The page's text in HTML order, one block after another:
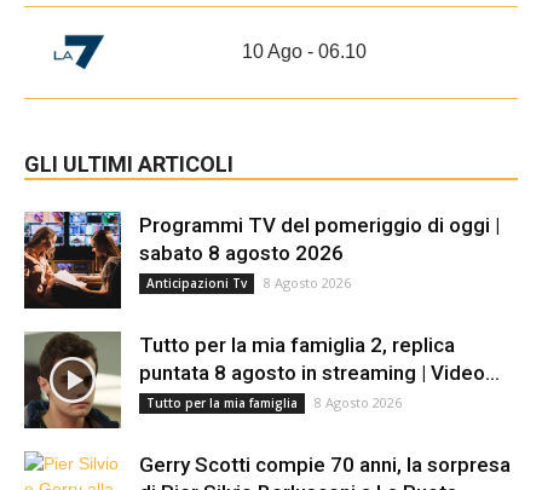
10 Ago - 06.10
GLI ULTIMI ARTICOLI
Programmi TV del pomeriggio di oggi |
sabato 8 agosto 2026
Anticipazioni Tv 8 Agosto 2026
Tutto per la mia famiglia 2, replica
puntata 8 agosto in streaming | Video...
Tutto per la mia famiglia 8 Agosto 2026
Gerry Scotti compie 70 anni, la sorpresa